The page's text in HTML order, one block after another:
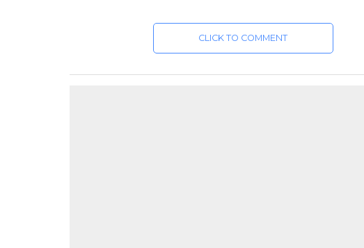
CLICK TO COMMENT